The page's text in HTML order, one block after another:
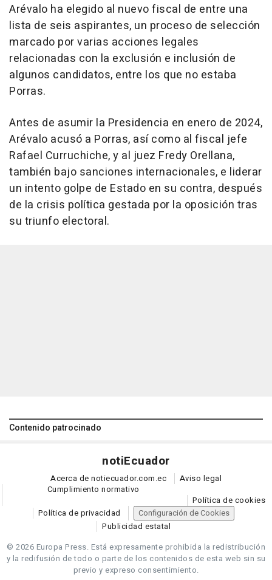
Arévalo ha elegido al nuevo fiscal de entre una
lista de seis aspirantes, un proceso de selección
marcado por varias acciones legales
relacionadas con la exclusión e inclusión de
algunos candidatos, entre los que no estaba
Porras.
Antes de asumir la Presidencia en enero de 2024,
Arévalo acusó a Porras, así como al fiscal jefe
Rafael Curruchiche, y al juez Fredy Orellana,
también bajo sanciones internacionales, e liderar
un intento golpe de Estado en su contra, después
de la crisis política gestada por la oposición tras
su triunfo electoral.
Contenido patrocinado
notiEcuador
Acerca de notiecuador.com.ec
Aviso legal
Cumplimiento normativo
Política de cookies
Política de privacidad
Configuración de Cookies
Publicidad estatal
© 2026 Europa Press. Está expresamente prohibida la redistribución
y la redifusión de todo o parte de los contenidos de esta web sin su
previo y expreso consentimiento.